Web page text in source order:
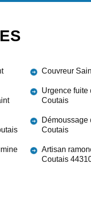
Couvreur
Urgence fuite
Coutais
Démoussage
Coutais
Artisan
Coutais